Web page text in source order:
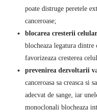
poate distruge peretele
canceroase;
blocarea cresterii
blocheaza legatura dintre
favorizeaza cresterea
prevenirea dezvoltarii
canceroasa sa creasca si
adecvat de sange, iar
monoclonali blocheaza